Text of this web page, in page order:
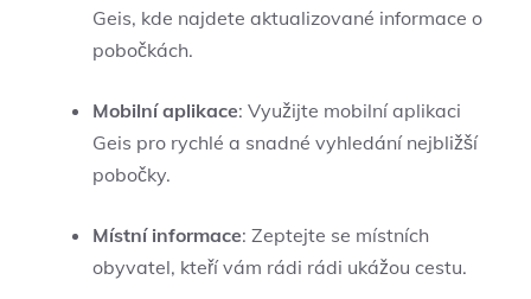
Geis, kde najdete aktualizované informace o
pobočkách.
Mobilní aplikace: Využijte mobilní aplikaci
Geis pro rychlé a snadné vyhledání nejbližší
pobočky.
Místní informace: Zeptejte se místních
obyvatel, kteří vám rádi rádi ukážou cestu.